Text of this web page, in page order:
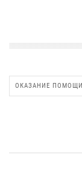
ОКАЗАНИЕ ПОМОЩИ